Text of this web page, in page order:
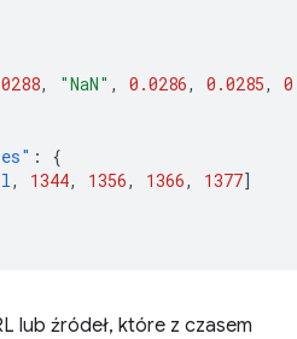
, "NaN" , 0.0286, 0.0285,
:
{
, 1344, 1356, 1366, 1377]
lub źródeł, które z czasem